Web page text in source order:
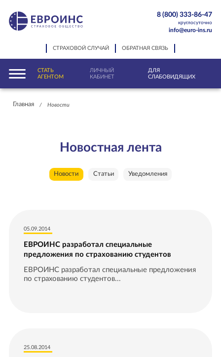
СТРАХОВОЙ СЛУЧАЙ ОБРАТНАЯ СВЯЗЬ
8 (800) 333-86-47
круглосуточно
info@euro-ins.ru
СТАТЬ
АГЕНТОМ
ЛИЧНЫЙ
КАБИНЕТ
ДЛЯ
СЛАБОВИДЯЩИХ
Главная / Новости
Новостная лента
Новости Статьи Уведомления
05.09.2014
ЕВРОИНС разработал специальные
предложения по страхованию студентов
ЕВРОИНС разработал специальные предложения
по страхованию студентов...
25.08.2014